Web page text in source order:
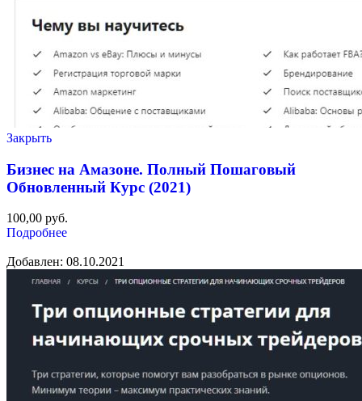
Закрыть
Бизнес на Амазоне. Полный Пошаговый
Обновленный Курс (2021)
100,00 руб.
Подробнее
Добавлен: 08.10.2021